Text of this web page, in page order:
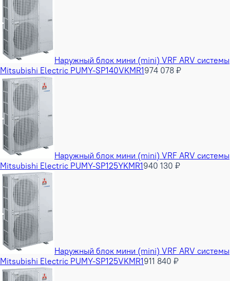
Наружный блок мини (mini) VRF ARV системы
Mitsubishi Electric PUMY-SP140VKMR1974 078 ₽
Наружный блок мини (mini) VRF ARV системы
Mitsubishi Electric PUMY-SP125YKMR1940 130 ₽
Наружный блок мини (mini) VRF ARV системы
Mitsubishi Electric PUMY-SP125VKMR1911 840 ₽